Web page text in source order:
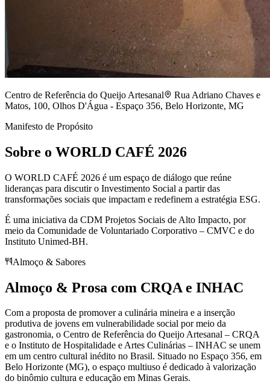
Centro de Referência do Queijo Artesanal
Rua Adriano Chaves e
Matos, 100, Olhos D'Água - Espaço 356, Belo Horizonte, MG
Manifesto de Propósito
Sobre o WORLD CAFÉ 2026
O WORLD CAFÉ 2026 é um espaço de diálogo que reúne
lideranças para discutir o Investimento Social a partir das
transformações sociais que impactam e redefinem a estratégia ESG.
É uma iniciativa da CDM Projetos Sociais de Alto Impacto, por
meio da Comunidade de Voluntariado Corporativo – CMVC e do
Instituto Unimed-BH.
Almoço & Sabores
Almoço & Prosa com CRQA e INHAC
Com a proposta de promover a culinária mineira e a inserção
produtiva de jovens em vulnerabilidade social por meio da
gastronomia, o Centro de Referência do Queijo Artesanal – CRQA
e o Instituto de Hospitalidade e Artes Culinárias – INHAC se unem
em um centro cultural inédito no Brasil. Situado no Espaço 356, em
Belo Horizonte (MG), o espaço multiuso é dedicado à valorização
do binômio cultura e educação em Minas Gerais.